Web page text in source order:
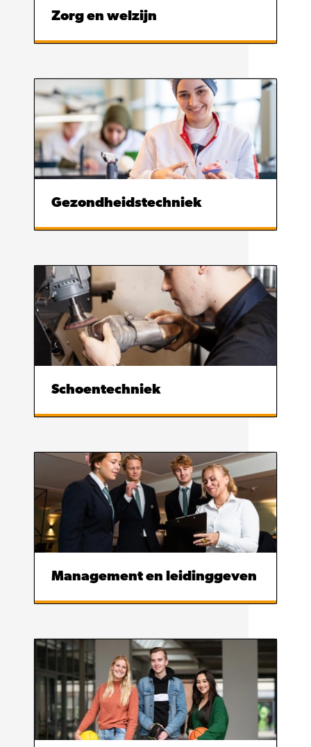
Zorg en welzijn
Gezondheidstechniek
Schoentechniek
Management en leidinggeven